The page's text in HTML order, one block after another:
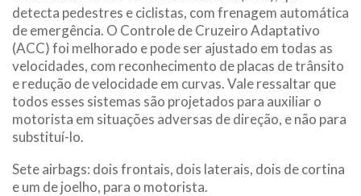
detecta pedestres e ciclistas, com frenagem automática
de emergência. O Controle de Cruzeiro Adaptativo
(ACC) foi melhorado e pode ser ajustado em todas as
velocidades, com reconhecimento de placas de trânsito
e redução de velocidade em curvas. Vale ressaltar que
todos esses sistemas são projetados para auxiliar o
motorista em situações adversas de direção, e não para
substituí-lo.
Sete airbags: dois frontais, dois laterais, dois de cortina
e um de joelho, para o motorista.